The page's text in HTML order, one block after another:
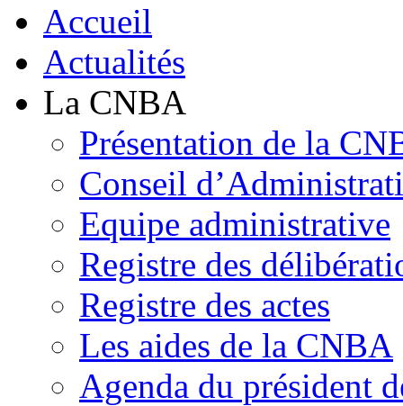
Accueil
Actualités
La CNBA
Présentation de la
Conseil
Equipe administrative
Registre des
Registre des actes
Les aides de la CNBA
Agenda du président